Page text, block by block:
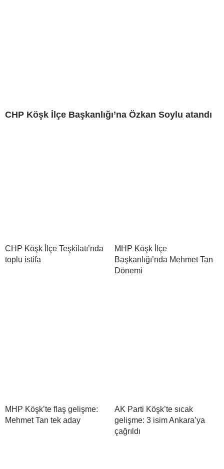
CHP Köşk İlçe Başkanlığı’na Özkan Soylu atandı
CHP Köşk İlçe Teşkilatı’nda
toplu istifa
MHP Köşk İlçe
Başkanlığı’nda Mehmet Tan
Dönemi
MHP Köşk’te flaş gelişme:
Mehmet Tan tek aday
AK Parti Köşk’te sıcak
gelişme: 3 isim Ankara’ya
çağrıldı